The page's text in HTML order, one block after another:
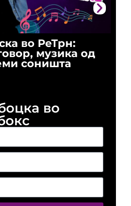
во РеТрн:
музика од
соништа
во